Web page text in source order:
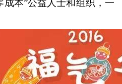
本”公益人士和组织，一